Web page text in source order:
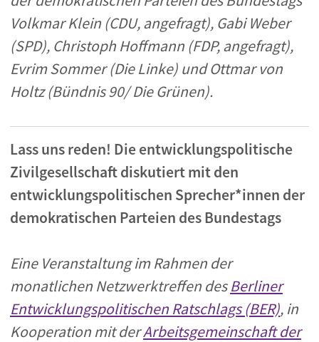
Volkmar Klein (CDU, angefragt), Gabi Weber
(SPD), Christoph Hoffmann (FDP, angefragt),
Evrim Sommer (Die Linke) und Ottmar von
Holtz (Bündnis 90/ Die Grünen).
Lass uns reden! Die entwicklungspolitische
Zivilgesellschaft diskutiert mit den
entwicklungspolitischen Sprecher*innen der
demokratischen Parteien des Bundestags
Eine Veranstaltung im Rahmen der
monatlichen Netzwerktreffen desBerliner
Entwicklungspolitischen Ratschlags (BER), in
Kooperation mit derArbeitsgemeinschaft der